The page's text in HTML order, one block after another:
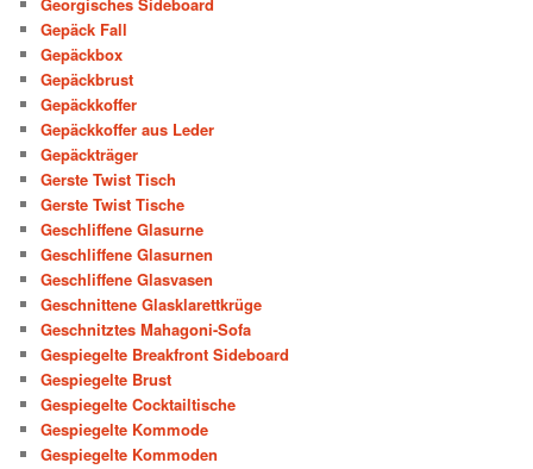
Gepäck Fall
Gepäckbox
Gepäckbrust
Gepäckkoffer
Gepäckkoffer aus Leder
Gepäckträger
Gerste Twist Tisch
Gerste Twist Tische
Geschliffene Glasurne
Geschliffene Glasurnen
Geschliffene Glasvasen
Geschnittene Glasklarettkrüge
Geschnitztes Mahagoni-Sofa
Gespiegelte Breakfront Sideboard
Gespiegelte Brust
Gespiegelte Cocktailtische
Gespiegelte Kommode
Gespiegelte Kommoden